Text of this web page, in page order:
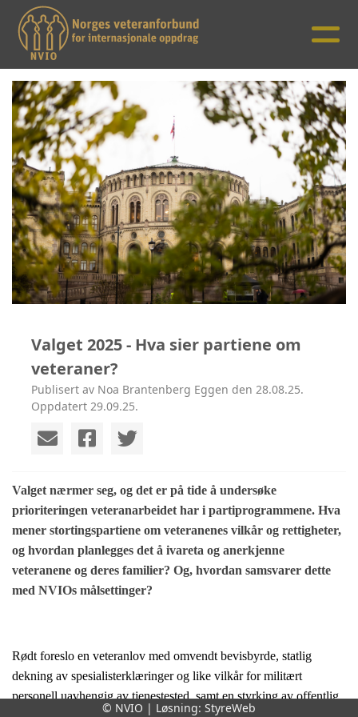
Valget 2025 - Hva sier partiene om
veteraner?
Publisert av Noa Brantenberg Eggen den 28.08.25.
Oppdatert 29.09.25.
Valget nærmer seg, og det er på tide å undersøke
prioriteringen veteranarbeidet har i partiprogrammene. Hva
mener stortingspartiene om veteranenes vilkår og rettigheter,
og hvordan planlegges det å ivareta og anerkjenne
veteranene og deres familier? Og, hvordan samsvarer dette
med NVIOs målsettinger?
Rødt foreslo en veteranlov med omvendt bevisbyrde, statlig
dekning av spesialisterklæringer og like vilkår for militært
personell uavhengig av tjenestested, samt en styrking av offentlig
© NVIO | Løsning: StyreWeb